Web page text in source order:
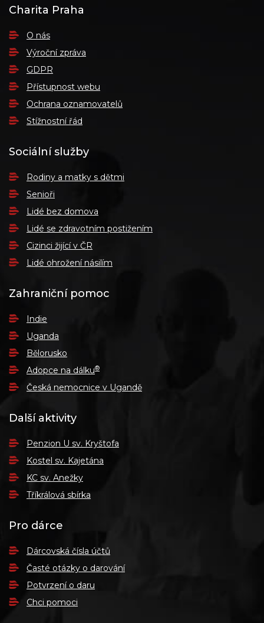
Charita Praha
O nás
Výroční zpráva
GDPR
Přístupnost webu
Ochrana oznamovatelů
Stížnostní řád
Sociální služby
Rodiny a matky s dětmi
Senioři
Lidé bez domova
Lidé se zdravotním postižením
Cizinci žijící v ČR
Lidé ohrožení násilím
Zahraniční pomoc
Indie
Uganda
Bělorusko
Adopce na dálku®
Česká nemocnice v Ugandě
Další aktivity
Penzion U sv. Kryštofa
Kostel sv. Kajetána
KC sv. Anežky
Tříkrálová sbírka
Pro dárce
Dárcovská čísla účtů
Časté otázky o darování
Potvrzení o daru
Chci pomoci